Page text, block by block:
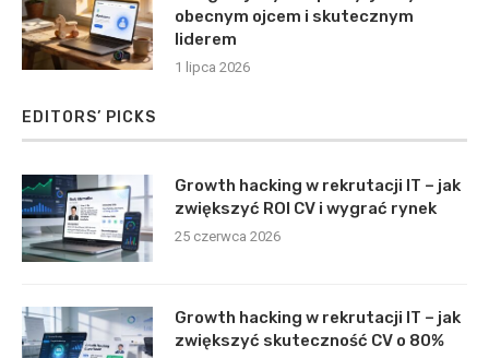
obecnym ojcem i skutecznym
liderem
1 lipca 2026
EDITORS’ PICKS
Growth hacking w rekrutacji IT – jak
zwiększyć ROI CV i wygrać rynek
25 czerwca 2026
Growth hacking w rekrutacji IT – jak
zwiększyć skuteczność CV o 80%